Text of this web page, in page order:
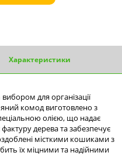
Характеристики
для організації
комод виготовлено з
олією, що надає
дерева та забезпечує
місткими кошиками з
їх міцними та надійними